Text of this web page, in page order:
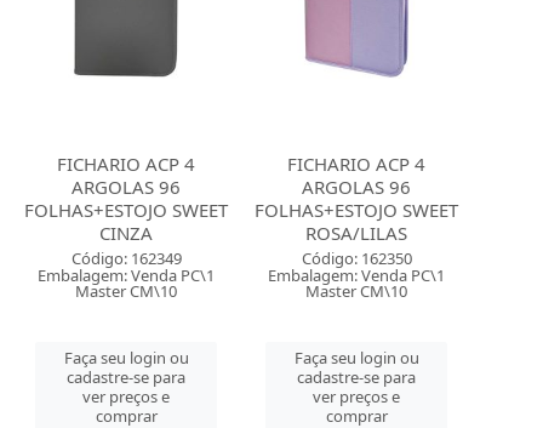
FICHARIO ACP 4
ARGOLAS 96
FOLHAS+ESTOJO SWEET
CINZA
Código: 162349
Embalagem: Venda PC\1
Master CM\10
Faça seu login ou
cadastre-se para
ver preços e
comprar
FICHARIO ACP 4
ARGOLAS 96
FOLHAS+ESTOJO SWEET
ROSA/LILAS
Código: 162350
Embalagem: Venda PC\1
Master CM\10
Faça seu login ou
cadastre-se para
ver preços e
comprar